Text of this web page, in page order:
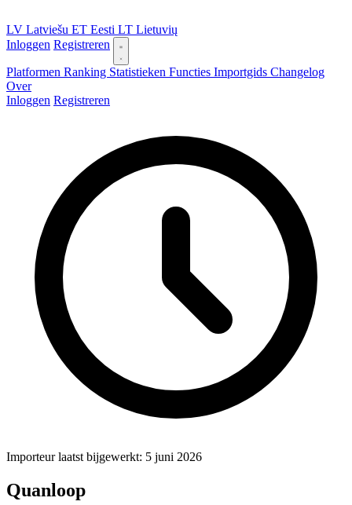
LV Latviešu ET Eesti LT Lietuvių
Inloggen Registreren
Platformen Ranking Statistieken Functies Importgids Changelog
Over
Inloggen Registreren
Importeur laatst bijgewerkt: 5 juni 2026
Quanloop